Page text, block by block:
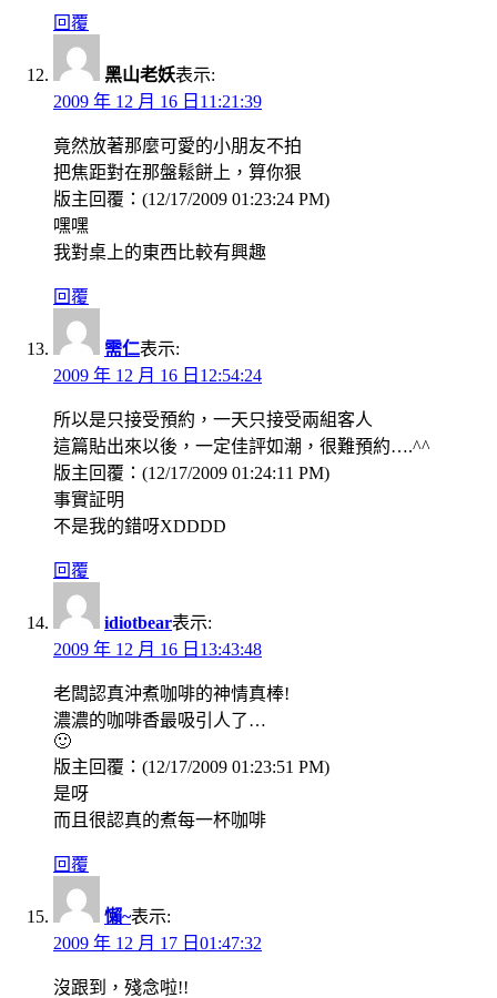
回覆
黑山老妖表示:
2009 年 12 月 16 日11:21:39
竟然放著那麼可愛的小朋友不拍
把焦距對在那盤鬆餅上，算你狠
版主回覆：(12/17/2009 01:23:24 PM)
嘿嘿
我對桌上的東西比較有興趣
回覆
需仁表示:
2009 年 12 月 16 日12:54:24
所以是只接受預約，一天只接受兩組客人
這篇貼出來以後，一定佳評如潮，很難預約….^^
版主回覆：(12/17/2009 01:24:11 PM)
事實証明
不是我的錯呀XDDDD
回覆
idiotbear表示:
2009 年 12 月 16 日13:43:48
老闆認真沖煮咖啡的神情真棒!
濃濃的咖啡香最吸引人了…
🙂
版主回覆：(12/17/2009 01:23:51 PM)
是呀
而且很認真的煮每一杯咖啡
回覆
懶~表示:
2009 年 12 月 17 日01:47:32
沒跟到，殘念啦!!